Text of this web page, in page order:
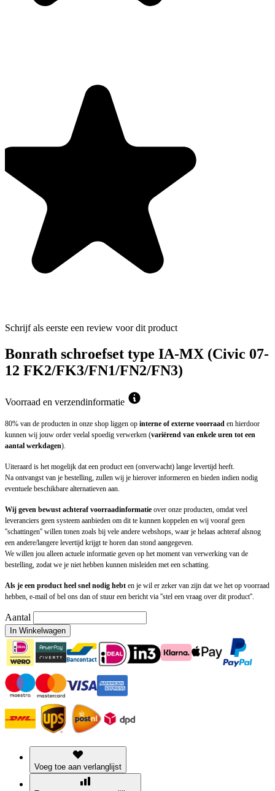
Schrijf als eerste een review voor dit product
Bonrath schroefset type IA-MX (Civic 07-
12 FK2/FK3/FN1/FN2/FN3)
Voorraad en verzendinformatie
80% van de producten in onze shop liggen op interne of externe voorraad en hierdoor
kunnen wij jouw order veelal spoedig verwerken (variërend van enkele uren tot een
aantal werkdagen).
Uiteraard is het mogelijk dat een product een (onverwacht) lange levertijd heeft.
Na ontvangst van je bestelling, zullen wij je hierover informeren en bieden indien nodig
eventuele beschikbare alternatieven aan.
Wij geven bewust achteraf voorraadinformatie over onze producten, omdat veel
leveranciers geen systeem aanbieden om dit te kunnen koppelen en wij vooraf geen
''schattingen'' willen tonen zoals bij vele andere webshops, waar je helaas achteraf alsnog
een andere/langere levertijd krijgt te horen dan stond aangegeven.
We willen jou alleen actuele informatie geven op het moment van verwerking van de
bestelling, zodat we je niet hebben kunnen misleiden met een schatting.
Als je een product heel snel nodig hebt en je wil er zeker van zijn dat we het op voorraad
hebben, e-mail of bel ons dan of stuur een bericht via ''stel een vraag over dit product''.
Aantal
In Winkelwagen
Voeg toe aan verlanglijst